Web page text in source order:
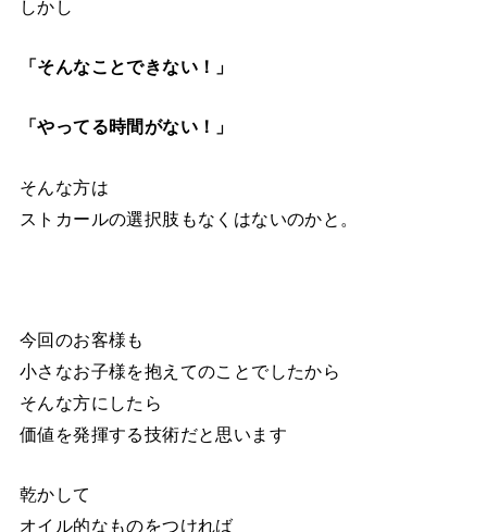
しかし
「そんなことできない！」
「やってる時間がない！」
そんな方は
ストカールの選択肢もなくはないのかと。
今回のお客様も
小さなお子様を抱えてのことでしたから
そんな方にしたら
価値を発揮する技術だと思います
乾かして
オイル的なものをつければ